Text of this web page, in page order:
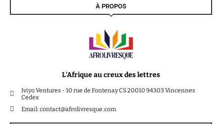
À PROPOS
L’Afrique au creux des lettres
Iviyo Ventures - 10 rue de Fontenay CS 20010 94303 Vincennes
Cedex
Email: contact@afrolivresque.com